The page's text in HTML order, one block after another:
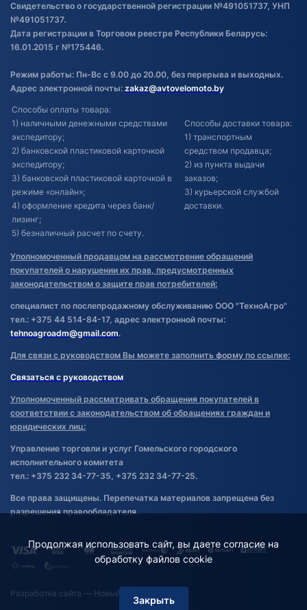
Фильтр
Свидетельство о государственной регистрации №491051737, УНП
№491051737.
Дата регистрации в Торговом реестре Республики Беларусь:
16.01.2015 г №175446.
Режим работы: Пн-Вс с 9.00 до 20.00, без перерыва и выходных.
Адрес электронной почты: zakaz@avtovelomoto.by
Способы оплаты товара:
1) наличными денежными средствами
экспедитору;
2) банковской пластиковой карточкой
экспедитору;
3) банковской пластиковой карточкой в
режиме «онлайн»;
4) оформление кредита через банк/
лизинг;
5) безналичный расчет по счету.
Способы доставки товара:
1) транспортным
средством продавца;
2) из пункта выдачи
заказов;
3) курьерской службой
доставки.
Уполномоченный продавцом на рассмотрение обращений
покупателей о нарушении их прав, предусмотренных
законодательством о защите прав потребителей:
специалист по послепродажному обслуживанию ООО "ТехноАгро"
тел.: +375 44 514-84-17, адрес электронной почты:
tehnoagroadm@gmail.com.
Для связи с руководством Вы можете заполнить форму по ссылке:
Связаться с руководством
Уполномоченный рассматривать обращения покупателей в
соответствии с законодательством об обращениях граждан и
юридических лиц:
Управление торговли и услуг Гомельского городского
исполнительного комитета
тел.: +375 232 34-77-35, +375 232 34-77-25.
Все права защищены. Перепечатка материалов запрещена без
разрешения правообладателя.
Разработка сайта — Новый Сайт
Продолжая использовать сайт, вы даете согласие на
обработку файлов cookie
Закрыть